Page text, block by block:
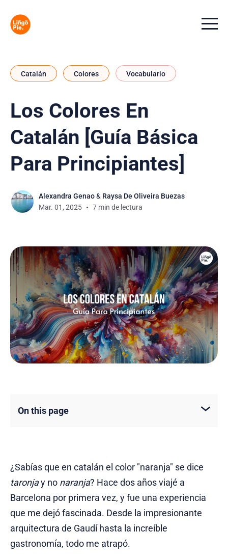
Menu
Catalán Colores Vocabulario
Los Colores En
Catalán [Guía Básica
Para Principiantes]
Alexandra Genao& Raysa De Oliveira Buezas
Mar. 01, 2025
7 min de lectura
On this page
¿Sabías que en catalán el color "naranja" se dice
taronjay no naranja? Hace dos años viajé a
Barcelona por primera vez, y fue una experiencia
que me dejó fascinada. Desde la impresionante
arquitectura de Gaudí hasta la increíble
gastronomía, todo me atrapó.